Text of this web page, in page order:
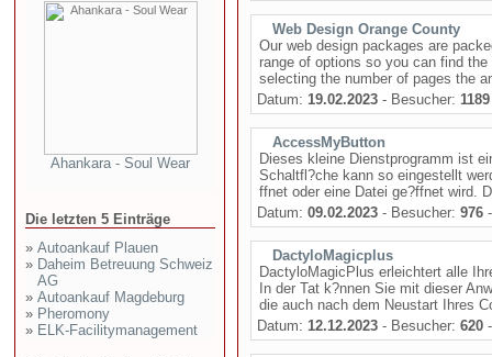
Ahankara - Soul Wear
Die letzten 5 Einträge
» Autoankauf Plauen
» Daheim Betreuung Schweiz
AG
» Autoankauf Magdeburg
» Pheromony
» ELK-Facilitymanagement
Web Design Orange County
Our web design packages are
range of options so you can find
selecting the number of pages the
Datum: 19.02.2023 - Besucher: 1189
AccessMyButton
Dieses kleine Dienstprogramm ist
Schaltfl?che kann so eingestellt
ffnet oder eine Datei ge?ffnet wird.
Datum: 09.02.2023 - Besucher: 976
DactyloMagicplus
DactyloMagicPlus erleichtert alle
In der Tat k?nnen Sie mit dieser
die auch nach dem Neustart Ihres
Datum: 12.12.2023 - Besucher: 620